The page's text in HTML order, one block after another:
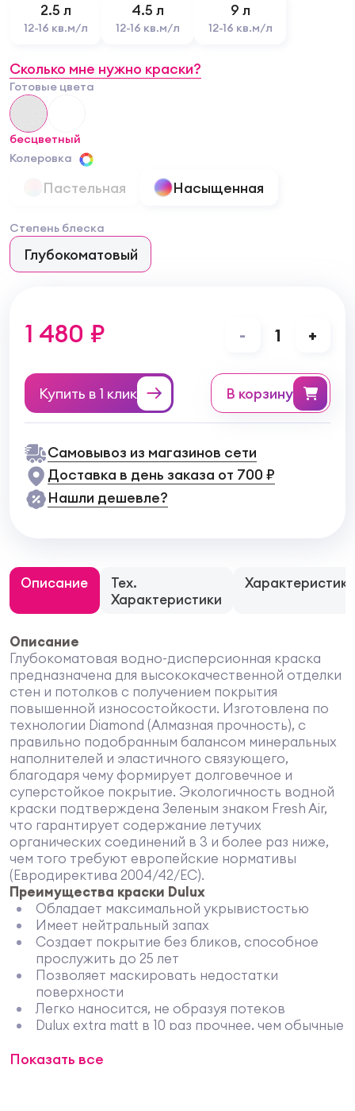
2.5 л
12-16 кв.м/л
4.5 л
12-16 кв.м/л
9 л
12-16 кв.м/л
Сколько мне нужно краски?
Готовые цвета
бесцветный
Колеровка
Пастельная Насыщенная
Степень блеска
Глубокоматовый
1 480 ₽ - 1 +
Купить в 1 клик в корзину
Самовывоз из магазинов сети
Доставка в день заказа от 700 ₽
Нашли дешевле?
Описание
Тех.
Характеристики
Характеристики
Описание
Глубокоматовая водно-дисперсионная краска
предназначена для высококачественной отделки
стен и потолков с получением покрытия
повышенной износостойкости. Изготовлена по
технологии Diamond (Алмазная прочность), с
правильно подобранным балансом минеральных
наполнителей и эластичного связующего,
благодаря чему формирует долговечное и
суперстойкое покрытие. Экологичность водной
краски подтверждена Зеленым знаком Fresh Air,
что гарантирует содержание летучих
органических соединений в 3 и более раз ниже,
чем того требуют европейские нормативы
(Евродиректива 2004/42/EC).
Преимущества краски Dulux
Обладает максимальной укрывистостью
Имеет нейтральный запах
Создает покрытие без бликов, способное
прослужить до 25 лет
Позволяет маскировать недостатки
поверхности
Легко наносится, не образуя потеков
Dulux extra matt в 10 раз прочнее, чем обычные
Сертифицирована для применения в детских
Показать все